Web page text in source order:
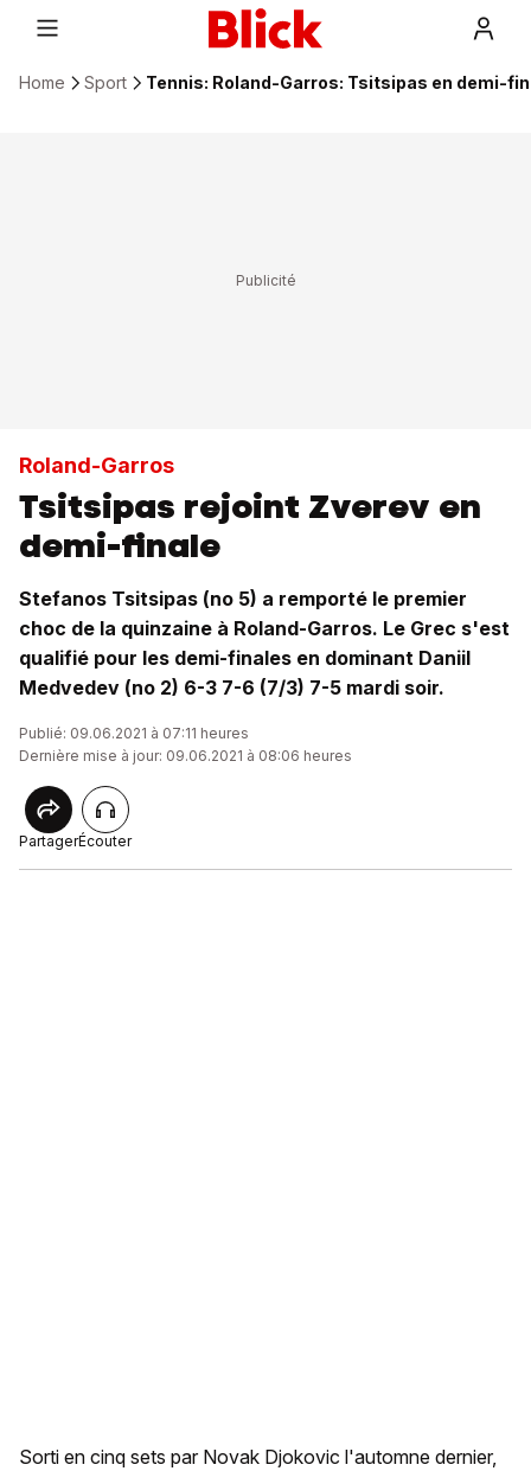
Home Sport Tennis: Roland-Garros: Tsitsipas en demi-
Roland-Garros
Tsitsipas rejoint Zverev en
demi-finale
Stefanos Tsitsipas (no 5) a remporté le premier
choc de la quinzaine à Roland-Garros. Le Grec s'est
qualifié pour les demi-finales en dominant Daniil
Medvedev (no 2) 6-3 7-6 (7/3) 7-5 mardi soir.
Publié: 09.06.2021 à 07:11 heures
Dernière mise à jour: 09.06.2021 à 08:06 heures
PartagerÉcouter
Sorti en cinq sets par Novak Djokovic l'automne dernier,